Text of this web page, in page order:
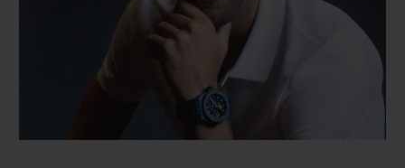
PEACH CERAMIC
SPIRIT OF BIG
ESSENTIAL
LIGNE